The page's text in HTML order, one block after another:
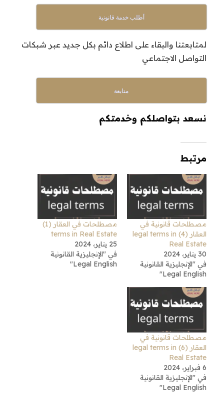
أطلب خدمة قانونية
لمتابعتنا والبقاء على اطلاع دائم بكل جديد عبر شبكات
التواصل الاجتماعي
متابعة
نسعد بتواصلكم وخدمتكم
مرتبط
مصطلحات قانونية في
العقار (4) legal terms in
Real Estate
30 يناير، 2024
في "الإنجليزية القانونية
Legal English"
مصطلحات في العقار (1)
terms in Real Estate
25 يناير، 2024
في "الإنجليزية القانونية
Legal English"
مصطلحات قانونية في
العقار (6) legal terms in
Real Estate
6 فبراير، 2024
في "الإنجليزية القانونية
Legal English"